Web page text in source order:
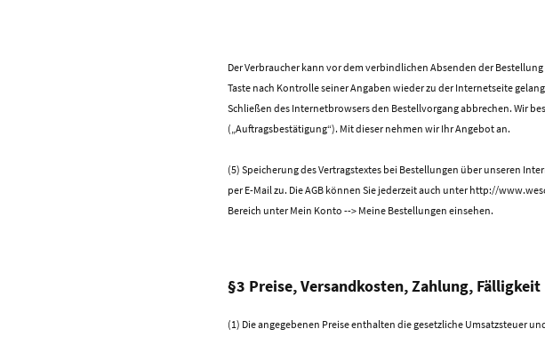
Der Verbraucher kann vor dem verbindlichen Absenden der
Taste nach Kontrolle seiner Angaben wieder zu der Internetseite
Schließen des Internetbrowsers den Bestellvorgang abbrechen. Wir
(„Auftragsbestätigung“). Mit dieser nehmen wir Ihr Angebot an.
(5) Speicherung des Vertragstextes bei Bestellungen über unseren
per E-Mail zu. Die AGB können Sie jederzeit auch unter http://
Bereich unter Mein Konto --> Meine Bestellungen einsehen.
§3 Preise, Versandkosten, Zahlung, Fälligkeit
(1) Die angegebenen Preise enthalten die gesetzliche Umsatzsteuer